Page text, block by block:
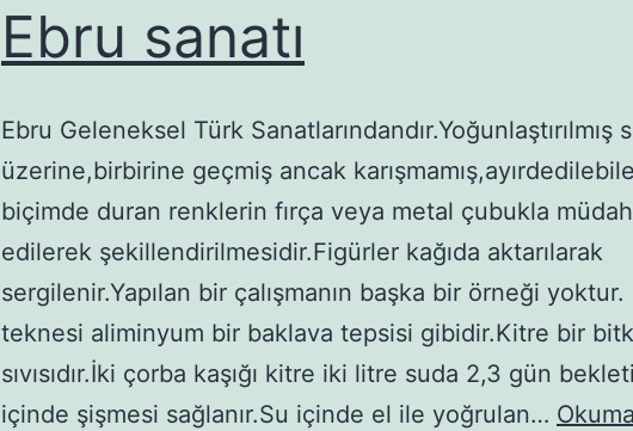
Ebru sanatı
Ebru Geleneksel Türk Sanatlarındandır.Yoğunlaştırılmış
üzerine,birbirine geçmiş ancak
biçimde duran renklerin fırça veya metal çubukla
edilerek şekillendirilmesidir.Figürler kağıda aktarılarak
sergilenir.Yapılan bir çalışmanın başka bir örneği yoktur.
teknesi aliminyum bir baklava tepsisi gibidir.Kitre bir
sıvısıdır.İki çorba kaşığı kitre iki litre suda 2,3 gün
içinde şişmesi sağlanır.Su içinde el ile yoğrulan…